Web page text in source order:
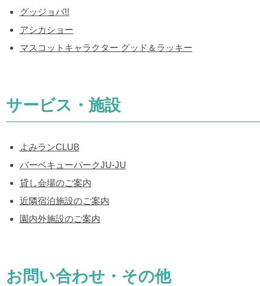
グッジョバ!!
アシカショー
マスコットキャラクター グッド＆ラッキー
サービス・施設
よみランCLUB
バーベキューパークJU-JU
貸し会場のご案内
近隣宿泊施設のご案内
園内外施設のご案内
お問い合わせ・その他